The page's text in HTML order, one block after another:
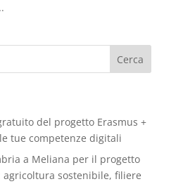
del progetto Erasmus +
tue competenze digitali
a Meliana per il progetto
agricoltura sostenibile, filiere